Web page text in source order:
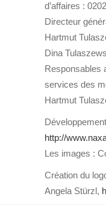
d’affaires :
Directeur
Hartmut
Dina
Responsables
services des
Hartmut
http://
Les images :
Création du
Angela Stürzl,